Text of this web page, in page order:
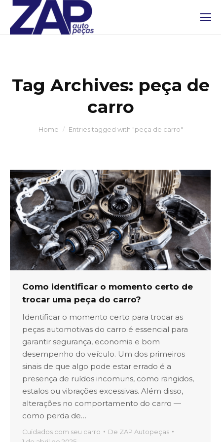
Tag Archives: peça de
carro
You are here:
Home Entries tagged with "peça de carro"
Como identificar o momento certo de
trocar uma peça do carro?
Identificar o momento certo para trocar as
peças automotivas do carro é essencial para
garantir segurança, economia e bom
desempenho do veículo. Um dos primeiros
sinais de que algo pode estar errado é a
presença de ruídos incomuns, como rangidos,
estalos ou vibrações excessivas. Além disso,
alterações no comportamento do carro —
como perda de…
Cuidados com seu carro De ZAP Autopeças